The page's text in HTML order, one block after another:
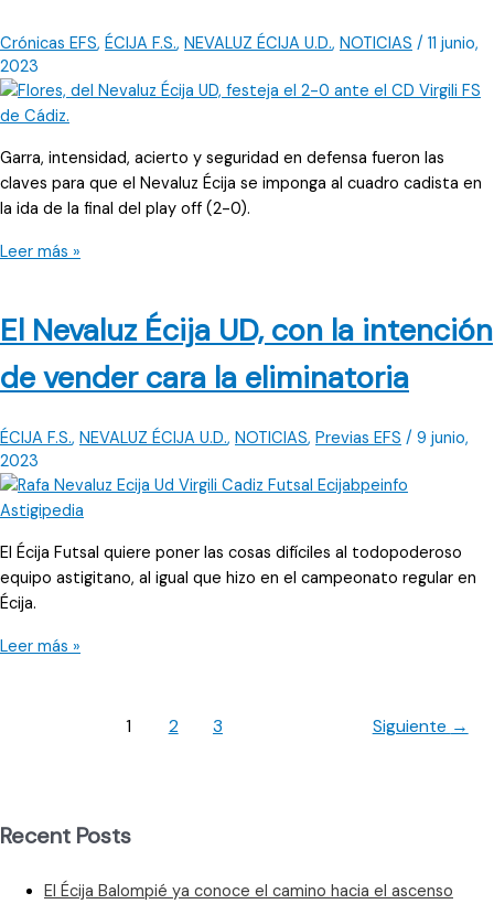
Nevaluz
Écija
asciende
a
B
Crónicas EFS, ÉCIJA F.S., NEVALUZ ÉCIJA U.D., NOTICIAS / 11 junio,
2023
Garra, intensidad, acierto y seguridad en defensa fueron las
claves para que el Nevaluz Écija se imponga al cuadro cadista en
la ida de la final del play off (2-0).
El
saca
dientes
se
lleva
la
ida
el
Virgili
de
Leer más »
El Nevaluz Écija UD, con la intención
de vender cara la eliminatoria
ÉCIJA F.S., NEVALUZ ÉCIJA U.D., NOTICIAS, Previas EFS / 9 junio,
2023
El Écija Futsal quiere poner las cosas difíciles al todopoderoso
equipo astigitano, al igual que hizo en el campeonato regular en
Écija.
El
de
vender
Leer más »
1 2 3 Siguiente →
Recent Posts
El Écija Balompié ya conoce el camino hacia el ascenso